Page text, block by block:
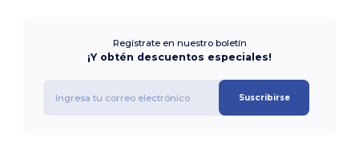
Regístrate en nuestro boletín
¡Y obtén descuentos especiales!
Suscribirse